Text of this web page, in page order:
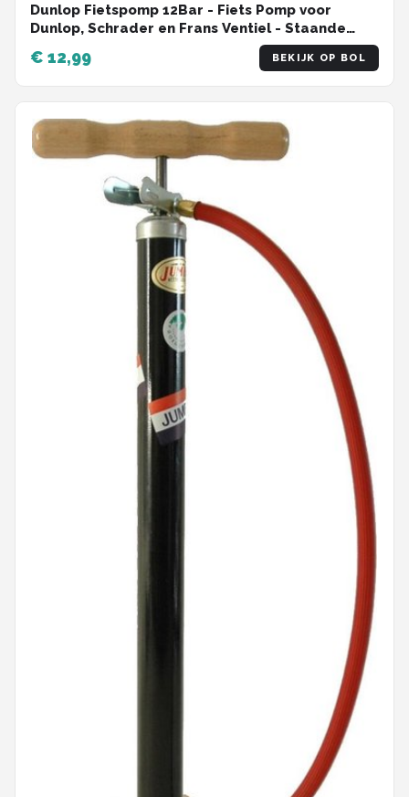
Dunlop Fietspomp 12Bar - Fiets Pomp voor
Dunlop, Schrader en Frans Ventiel - Staande
Pomp Incl. Adaptoren voor Waterspeelgoed en
Ballen - Ook voor Scooter en Auto Banden - 67,5
x 22,1 cm
€ 12,99 BEKIJK OP BOL